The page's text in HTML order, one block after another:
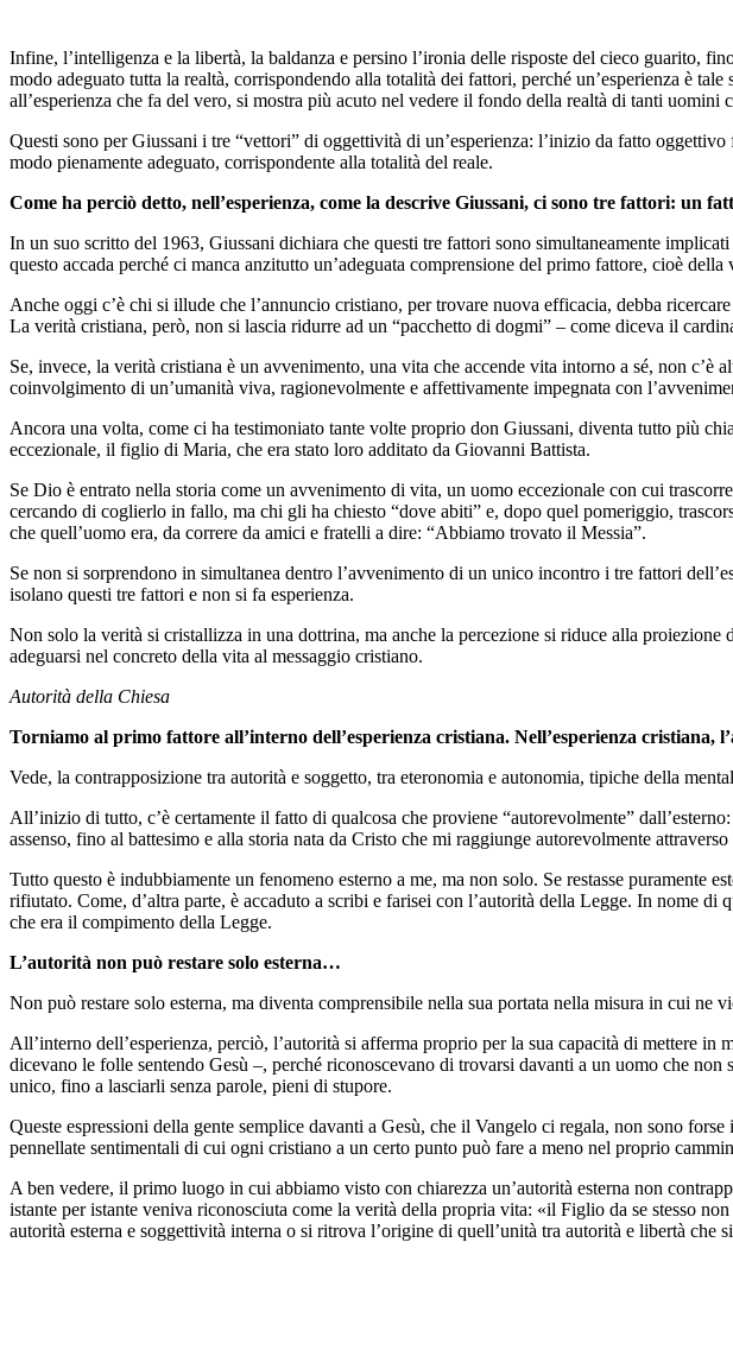
Infine, l’intelligenza e la libertà, la baldanza e persino l’ironia delle risposte del cieco guarito,
modo adeguato tutta la realtà, corrispondendo alla totalità dei fattori, perché un’esperienza è
all’esperienza che fa del vero, si mostra più acuto nel vedere il fondo della realtà di tanti
Questi sono per Giussani i tre “vettori” di oggettività di un’esperienza: l’inizio da fatto
modo pienamente adeguato, corrispondente alla totalità del reale.
Come ha perciò detto, nell’esperienza, come la descrive Giussani, ci sono tre fattori: un
In un suo scritto del 1963, Giussani dichiara che questi tre fattori sono simultaneamente
questo accada perché ci manca anzitutto un’adeguata comprensione del primo fattore, cioè
Anche oggi c’è chi si illude che l’annuncio cristiano, per trovare nuova efficacia, debba
La verità cristiana, però, non si lascia ridurre ad un “pacchetto di dogmi” – come diceva il
Se, invece, la verità cristiana è un avvenimento, una vita che accende vita intorno a sé, non
coinvolgimento di un’umanità viva, ragionevolmente e affettivamente impegnata con
Ancora una volta, come ci ha testimoniato tante volte proprio don Giussani, diventa tutto più
eccezionale, il figlio di Maria, che era stato loro additato da Giovanni Battista.
Se Dio è entrato nella storia come un avvenimento di vita, un uomo eccezionale con cui
cercando di coglierlo in fallo, ma chi gli ha chiesto “dove abiti” e, dopo quel pomeriggio,
che quell’uomo era, da correre da amici e fratelli a dire: “Abbiamo trovato il Messia”.
Se non si sorprendono in simultanea dentro l’avvenimento di un unico incontro i tre fattori
isolano questi tre fattori e non si fa esperienza.
Non solo la verità si cristallizza in una dottrina, ma anche la percezione si riduce alla
adeguarsi nel concreto della vita al messaggio cristiano.
Autorità della Chiesa
Torniamo al primo fattore all’interno dell’esperienza cristiana. Nell’esperienza cristiana,
Vede, la contrapposizione tra autorità e soggetto, tra eteronomia e autonomia, tipiche della
All’inizio di tutto, c’è certamente il fatto di qualcosa che proviene “autorevolmente”
assenso, fino al battesimo e alla storia nata da Cristo che mi raggiunge autorevolmente
Tutto questo è indubbiamente un fenomeno esterno a me, ma non solo. Se restasse puramente
rifiutato. Come, d’altra parte, è accaduto a scribi e farisei con l’autorità della Legge. In nome di
che era il compimento della Legge.
L’autorità non può restare solo esterna…
Non può restare solo esterna, ma diventa comprensibile nella sua portata nella misura in cui ne
All’interno dell’esperienza, perciò, l’autorità si afferma proprio per la sua capacità di mettere
dicevano le folle sentendo Gesù –, perché riconoscevano di trovarsi davanti a un uomo che
unico, fino a lasciarli senza parole, pieni di stupore.
Queste espressioni della gente semplice davanti a Gesù, che il Vangelo ci regala, non sono
pennellate sentimentali di cui ogni cristiano a un certo punto può fare a meno nel proprio
A ben vedere, il primo luogo in cui abbiamo visto con chiarezza un’autorità esterna non
istante per istante veniva riconosciuta come la verità della propria vita: «il Figlio da se stesso
autorità esterna e soggettività interna o si ritrova l’origine di quell’unità tra autorità e libertà che